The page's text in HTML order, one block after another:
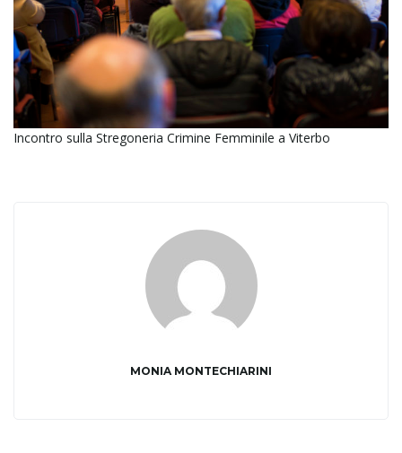
i
Incontro sulla Stregoneria Crimine Femminile a Viterbo
MONIA MONTECHIARINI